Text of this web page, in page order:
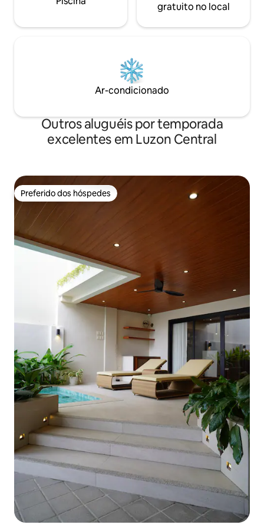
gratuito no local
Ar-condicionado
Outros aluguéis por temporada
excelentes em Luzon Central
Preferido dos hóspedes
Preferido dos hóspedes